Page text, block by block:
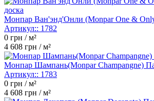
Монпар Ван'энд'Онли (Monpar One &
Артикул:: 1782
0 грн / м²
4 608 грн / м²
Монпар Шампань(Monpar Сhampangne)
Артикул:: 1783
0 грн / м²
4 608 грн / м²